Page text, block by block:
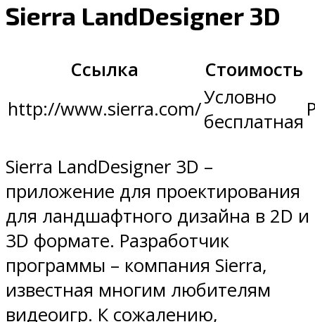
Sierra LandDesigner 3D
Ссылка
Стоимость
http://www.sierra.com/Условно
бесплатная
Sierra LandDesigner 3D –
приложение для проектирования
для ландшафтного дизайна в 2D и
3D формате. Разработчик
программы – компания Sierra,
известная многим любителям
видеоигр. К сожалению,